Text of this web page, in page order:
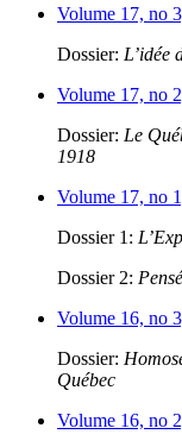
Volume 17, no
Dossier: L’idée
Volume 17, no
Dossier: Le
1918
Volume 17, no
Dossier 1:
Dossier 2:
Volume 16, no
Dossier:
Québec
Volume 16, no